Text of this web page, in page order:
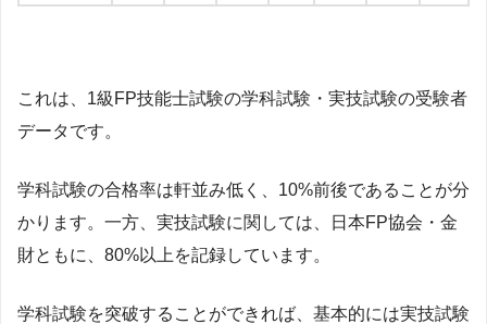
これは、1級FP技能士試験の学科試験・実技試験の受験者
データです。
学科試験の合格率は軒並み低く、10%前後であることが分
かります。一方、実技試験に関しては、日本FP協会・金
財ともに、80%以上を記録しています。
学科試験を突破することができれば、基本的には実技試験